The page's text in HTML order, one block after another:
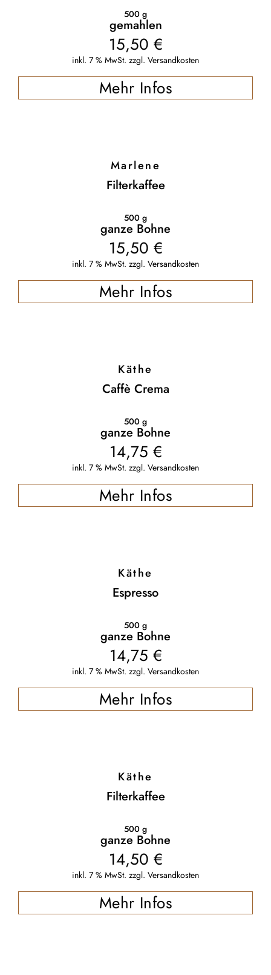
500 g
gemahlen
15,50 €
inkl. 7 % MwSt. zzgl. Versandkosten
Mehr Infos
Marlene
Filterkaffee
500 g
ganze Bohne
15,50 €
inkl. 7 % MwSt. zzgl. Versandkosten
Mehr Infos
Käthe
Caffè Crema
500 g
ganze Bohne
14,75 €
inkl. 7 % MwSt. zzgl. Versandkosten
Mehr Infos
Käthe
Espresso
500 g
ganze Bohne
14,75 €
inkl. 7 % MwSt. zzgl. Versandkosten
Mehr Infos
Käthe
Filterkaffee
500 g
ganze Bohne
14,50 €
inkl. 7 % MwSt. zzgl. Versandkosten
Mehr Infos